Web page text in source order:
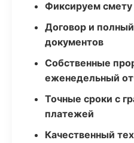
Фиксируем смету
Договор и
документов
Собственные
еженедельный
Точные сроки с
платежей
Качественный